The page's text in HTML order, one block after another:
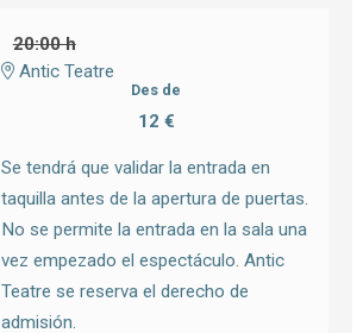
20:00 h
Antic Teatre
Des de
12 €
Se tendrá que validar la entrada en
taquilla antes de la apertura de puertas.
No se permite la entrada en la sala una
vez empezado el espectáculo. Antic
Teatre se reserva el derecho de
admisión.